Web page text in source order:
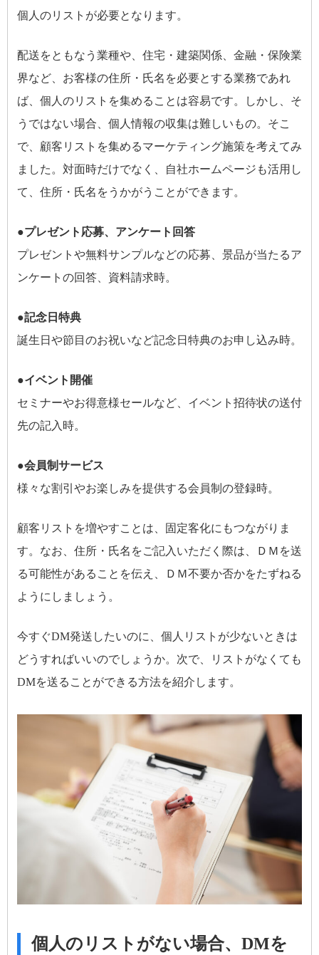
個人のリストが必要となります。
配送をともなう業種や、住宅・建築関係、金融・保険業
界など、お客様の住所・氏名を必要とする業務であれ
ば、個人のリストを集めることは容易です。しかし、そ
うではない場合、個人情報の収集は難しいもの。そこ
で、顧客リストを集めるマーケティング施策を考えてみ
ました。対面時だけでなく、自社ホームページも活用し
て、住所・氏名をうかがうことができます。
●プレゼント応募、アンケート回答
プレゼントや無料サンプルなどの応募、景品が当たるア
ンケートの回答、資料請求時。
●記念日特典
誕生日や節目のお祝いなど記念日特典のお申し込み時。
●イベント開催
セミナーやお得意様セールなど、イベント招待状の送付
先の記入時。
●会員制サービス
様々な割引やお楽しみを提供する会員制の登録時。
顧客リストを増やすことは、固定客化にもつながりま
す。なお、住所・氏名をご記入いただく際は、ＤＭを送
る可能性があることを伝え、ＤＭ不要か否かをたずねる
ようにしましょう。
今すぐDM発送したいのに、個人リストが少ないときは
どうすればいいのでしょうか。次で、リストがなくても
DMを送ることができる方法を紹介します。
個人のリストがない場合、DMを